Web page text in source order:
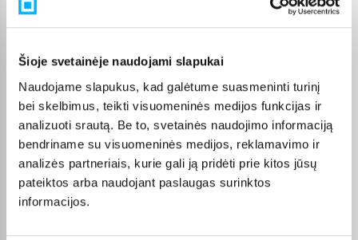
Šioje svetainėje naudojami slapukai
Naudojame slapukus, kad galėtume suasmeninti turinį
bei skelbimus, teikti visuomeninės medijos funkcijas ir
analizuoti srautą. Be to, svetainės naudojimo informaciją
bendriname su visuomeninės medijos, reklamavimo ir
analizės partneriais, kurie gali ją pridėti prie kitos jūsų
pateiktos arba naudojant paslaugas surinktos
informacijos.
aktualius kriterijus, todėl greičiau rasite jūsų poreikius
atitinkantį variantą. Prekės puslapyje pateikiama išsamesnė
terminą ir kitas pirkimo sąlygas.
BIGBOX.LT suteikia galimybę prekes nuo 150 Eur įsigyti su
nemokamu 24 mėnesių lizingu. Tai patogu, kai prekę norite
pirkti išsimokėtinai, paskirstant mokėjimą dalimis. Užsakytos
prekės pristatomos visoje Lietuvoje: į paštomatus nuo 2,29 €, o
užsakymams nuo 499 € pristatymas į paštomatą nemokamas.
Kurjerio pristatymo kaina prasideda nuo 2,99 €.
Sandėlyje esančios prekės įprastai pristatomos per 1–2 darbo